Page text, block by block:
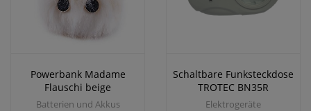
Powerbank Madame
Flauschi beige
Batterien und Akkus
Schaltbare Funksteckdose
TROTEC BN35R
Elektrogeräte